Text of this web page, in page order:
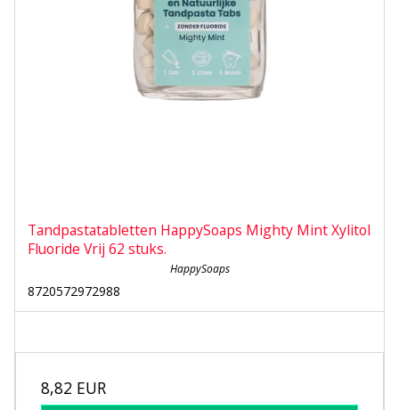
Tandpastatabletten HappySoaps Mighty Mint Xylitol
Fluoride Vrij 62 stuks.
HappySoaps
8720572972988
8,82 EUR